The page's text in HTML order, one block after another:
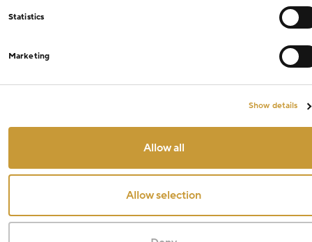
Statistics
Marketing
Show details
Allow all
Allow selection